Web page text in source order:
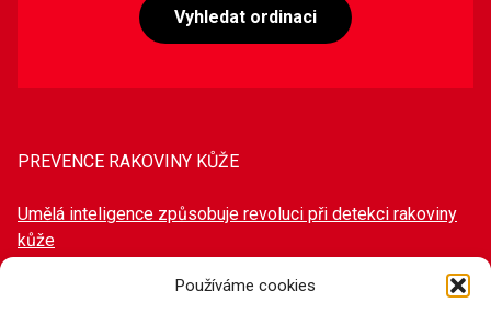
Používáme cookies
PREVENCE RAKOVINY KŮŽE
Umělá inteligence způsobuje revoluci při detekci rakoviny
kůže
Mýty a fakta v ochraně proti slunci
Vyhledat ordinaci